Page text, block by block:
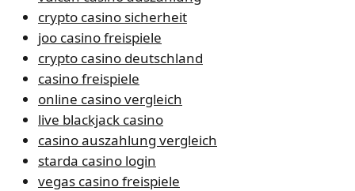
crypto casino sicherheit
joo casino freispiele
crypto casino deutschland
casino freispiele
online casino vergleich
live blackjack casino
casino auszahlung vergleich
starda casino login
vegas casino freispiele